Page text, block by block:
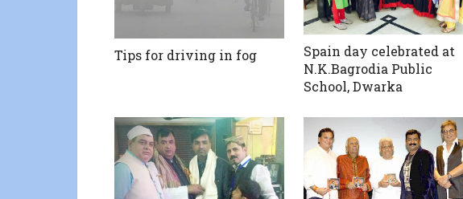
Tips for driving in fog
Spain day celebrated at
N.K.Bagrodia Public
School, Dwarka